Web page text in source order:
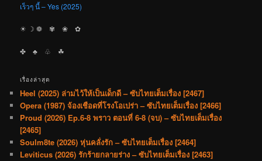
เร็วๆ นี้ – Yes (2025)
☀︎ ☽ ❁ ✾ ❀ ✿
✤ ♣︎ ♧ ☘︎
เรื่องล่าสุด
Heel (2025) ล่ามไว้ให้เป็นเด็กดี – ซับไทยเต็มเรื่อง [2467]
Opera (1987) จ้องเชือดที่โรงโอเปร่า – ซับไทยเต็มเรื่อง [2466]
Proud (2026) Ep.6-8 พราว ตอนที่ 6-8 (จบ) – ซับไทยเต็มเรื่อง
[2465]
Soulm8te (2026) หุ่นคลั่งรัก – ซับไทยเต็มเรื่อง [2464]
Leviticus (2026) รักร้ายกลายร่าง – ซับไทยเต็มเรื่อง [2463]